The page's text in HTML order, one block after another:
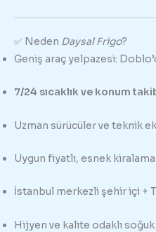
✅ Neden Daysal Frigo?
Geniş araç yelpazesi:
7/24 sıcaklık ve konum
Uzman sürücüler ve teknik
Uygun fiyatlı, esnek
İstanbul merkezli şehir içi +
Hijyen ve kalite odaklı